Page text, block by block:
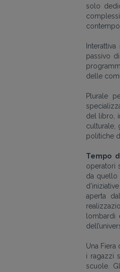
solo
passivo
delle
Plurale
del libro,
culturale,
politiche
Tempo
operatori
da quello
aperta
Una
i ragazzi
scuole.